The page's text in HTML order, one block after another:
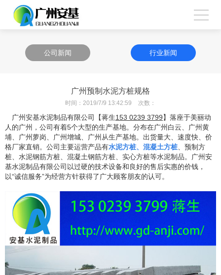
公司新闻 行业新闻
广州预制水泥方桩规格
时间： 2019/7/9 13:42:59 次数：
广州安基水泥制品有限公司【蒋生153 0239 3799】落座于美丽动
人的广州，公司有着5个大型的生产基地。分布在广州白云、广州黄
埔、广州萝岗、广州增城、广州从生产基地。出货量大、速度快、价
格厂家直销。公司主要运营产品有水泥方桩、混凝土方桩 、预制方
桩、水泥钢筋方桩、混凝土钢筋方桩、实心方桩等水泥制品。广州安
基水泥制品有限公司以过硬的技术设备和良好的售后实惠的价钱，
以“诚信服务”为经营方针获得了广大顾客朋友的认可。